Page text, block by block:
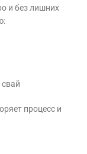
и без лишних
процесс и